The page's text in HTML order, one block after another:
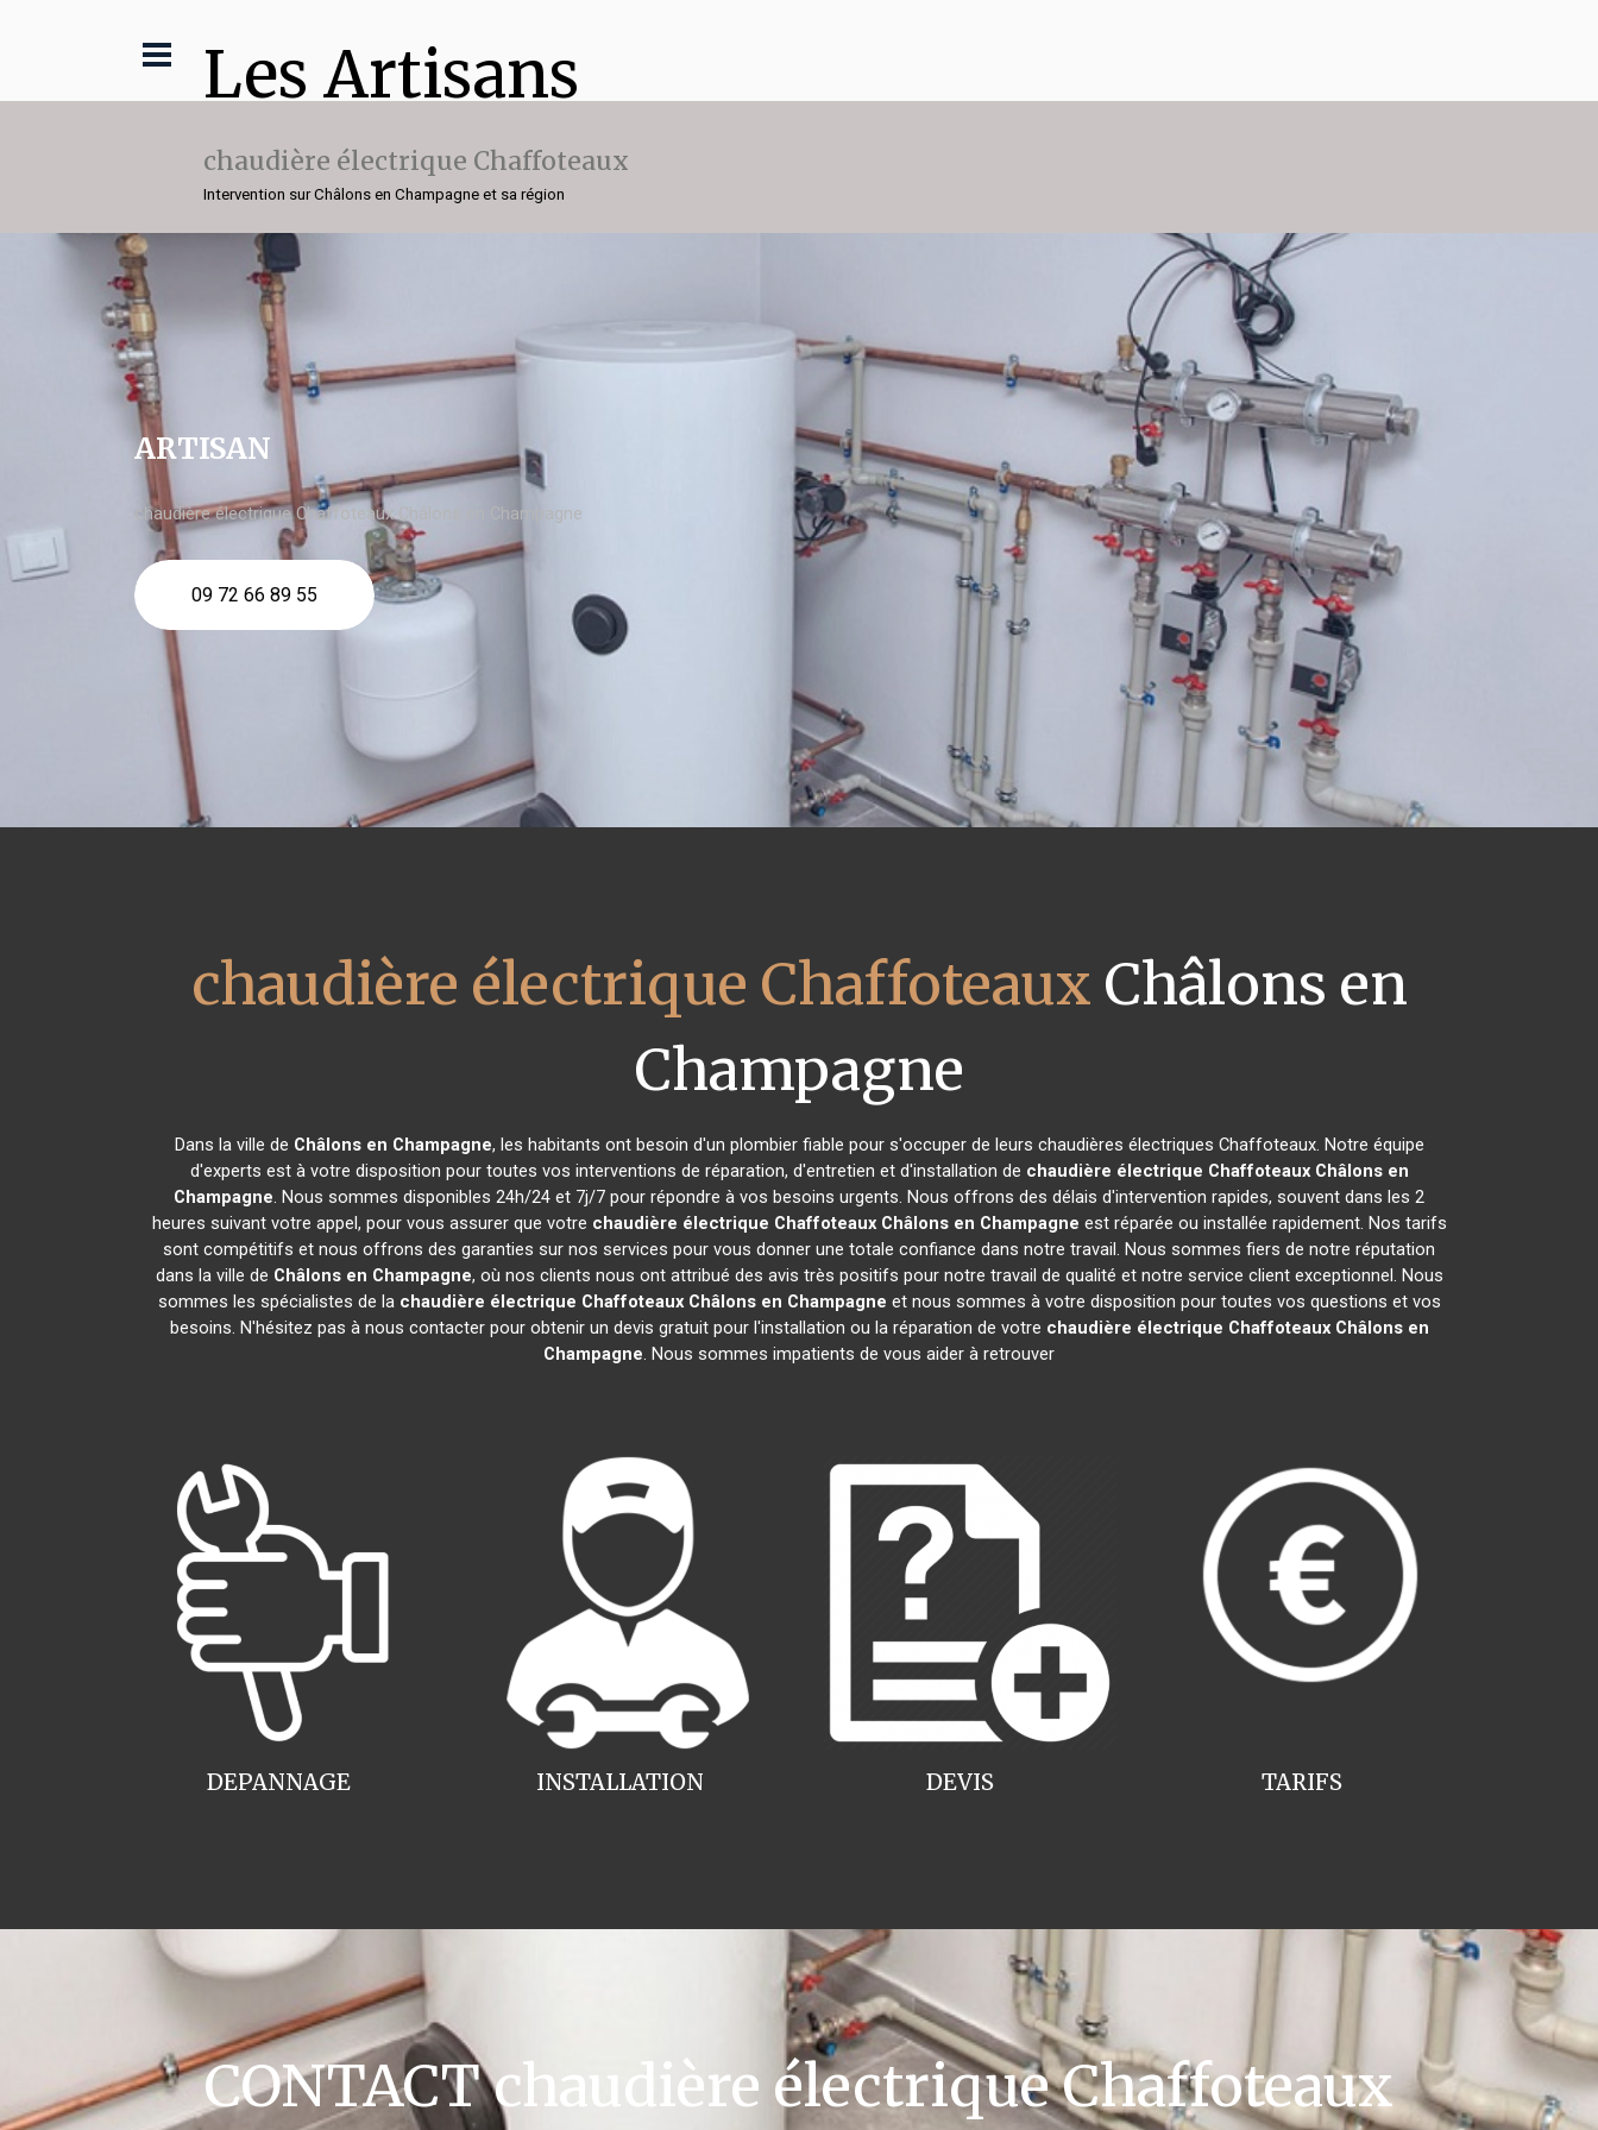
Les Artisans
chaudière électrique Chaffoteaux
Intervention sur Châlons en Champagne et sa région
ARTISAN
chaudière électrique Chaffoteaux Châlons en Champagne
09 72 66 89 55
chaudière électrique Chaffoteaux Châlons en
Champagne
Dans la ville de Châlons en Champagne, les habitants ont besoin d'un plombier fiable pour s'occuper de leurs chaudières électriques Chaffoteaux. Notre équipe
d'experts est à votre disposition pour toutes vos interventions de réparation, d'entretien et d'installation de chaudière électrique Chaffoteaux Châlons en
Champagne. Nous sommes disponibles 24h/24 et 7j/7 pour répondre à vos besoins urgents. Nous offrons des délais d'intervention rapides, souvent dans les 2
heures suivant votre appel, pour vous assurer que votre chaudière électrique Chaffoteaux Châlons en Champagne est réparée ou installée rapidement. Nos tarifs
sont compétitifs et nous offrons des garanties sur nos services pour vous donner une totale confiance dans notre travail. Nous sommes fiers de notre réputation
dans la ville de Châlons en Champagne, où nos clients nous ont attribué des avis très positifs pour notre travail de qualité et notre service client exceptionnel. Nous
sommes les spécialistes de la chaudière électrique Chaffoteaux Châlons en Champagne et nous sommes à votre disposition pour toutes vos questions et vos
besoins. N'hésitez pas à nous contacter pour obtenir un devis gratuit pour l'installation ou la réparation de votre chaudière électrique Chaffoteaux Châlons en
Champagne. Nous sommes impatients de vous aider à retrouver
INSTALLATION
DEPANNAGE TARIFS
DEVIS
CONTACT chaudière électrique Chaffoteaux